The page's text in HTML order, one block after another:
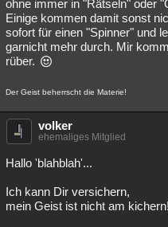
ohne immer in "Rätseln" oder
Einige kommen damit sonst
sofort für einen "Spinner" und
garnicht mehr durch. Mir
rüber.
Der Geist beherrscht die Materie!
volker
ehemaliges Mitglied
Hallo 'blahblah'...
Ich kann Dir versichern,
mein Geist ist nicht am kichern!